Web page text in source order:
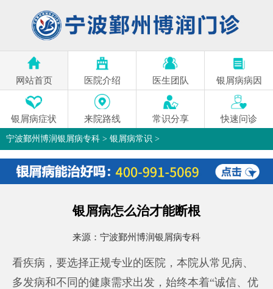
网站首页 医院介绍 医生团队 银屑病病因
银屑病症状 来院路线 常识分享 快速问诊
宁波鄞州博润银屑病专科 > 银屑病常识 >
银屑病怎么治才能断根
来源： 宁波鄞州博润银屑病专科
看疾病，要选择正规专业的医院，本院从常见病、
多发病和不同的健康需求出发，始终本着“诚信、优